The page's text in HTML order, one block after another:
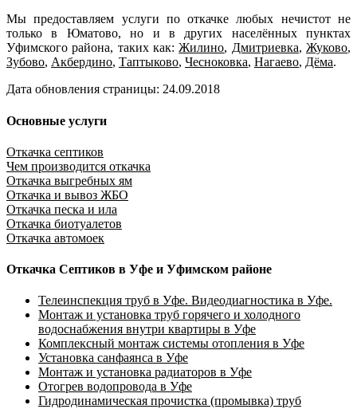
Мы предоставляем услуги по откачке любых нечистот не
только в Юматово, но и в других населённых пунктах
Уфимского района, таких как:Жилино, Дмитриевка,Жуково,
Зубово, Акбердино, Таптыково, Чесноковка, Нагаево, Дёма.
Дата обновления страницы: 24.09.2018
Основные услуги
Откачка септиков
Чем производится откачка
Откачка выгребных ям
Откачка и вывоз ЖБО
Откачка песка и ила
Откачка биотуалетов
Откачка автомоек
Откачка Септиков в Уфе и Уфимском районе
Телеинспекция труб в Уфе. Видеодиагностика в Уфе.
Монтаж и установка труб горячего и холодного
водоснабжения внутри квартиры в Уфе
Комплексный монтаж системы отопления в Уфе
Установка санфаянса в Уфе
Монтаж и установка радиаторов в Уфе
Отогрев водопровода в Уфе
Гидродинамическая прочистка (промывка) труб